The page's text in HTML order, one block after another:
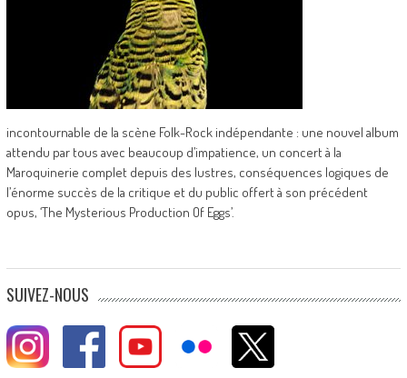
incontournable de la scène Folk-Rock indépendante : une nouvel album
attendu par tous avec beaucoup d’impatience, un concert à la
Maroquinerie complet depuis des lustres, conséquences logiques de
l’énorme succès de la critique et du public offert à son précédent
opus, ‘The Mysterious Production Of Eggs’.
SUIVEZ-NOUS